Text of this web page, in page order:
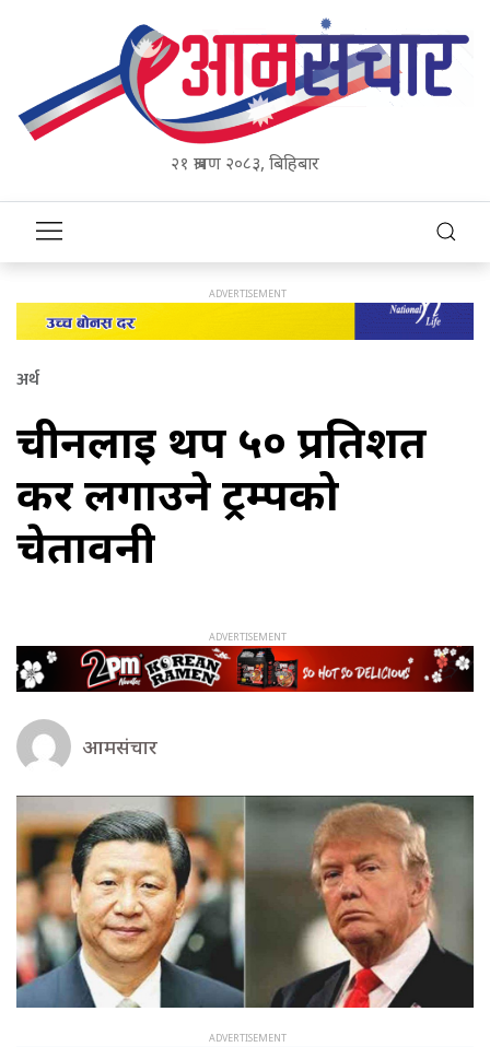
२१ श्रावण २०८३, बिहिबार
अर्थ
चीनलाई थप ५० प्रतिशत
कर लगाउने ट्रम्पको
चेतावनी
आमसंचार